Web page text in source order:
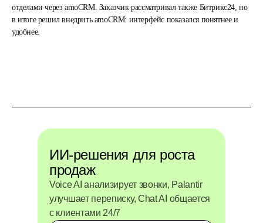
отделами через amoCRM. Заказчик рассматривал также Битрикс24, но
в итоге решил внедрить amoCRM: интерфейс показался понятнее и
удобнее.
ИИ-решения для роста
продаж
Voice AI анализирует звонки, Palantir
улучшает переписку, Chat AI общается
с клиентами 24/7